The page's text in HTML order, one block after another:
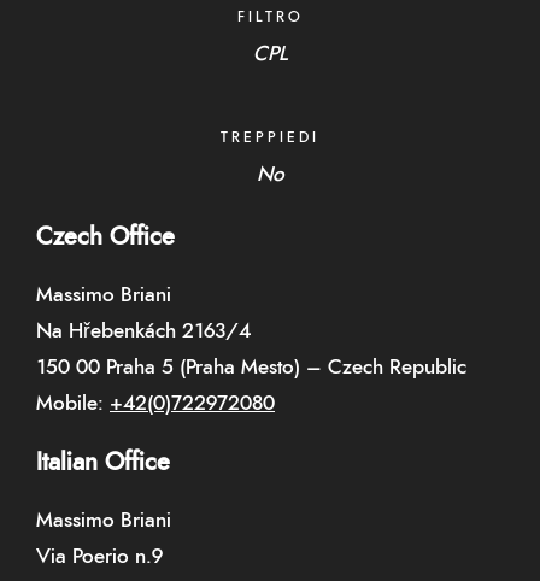
FILTRO
CPL
TREPPIEDI
No
Czech Office
Massimo Briani
Na Hřebenkách 2163/4
150 00 Praha 5 (Praha Mesto) – Czech Republic
Mobile: +42(0)722972080
Italian Office
Massimo Briani
Via Poerio n.9